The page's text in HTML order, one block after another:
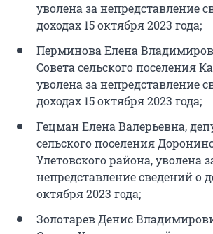
уволена за непредставление
доходах 15 октября 2023 года;
Перминова Елена
Совета сельского поселения
уволена за непредставление
доходах 15 октября 2023 года;
Гецман Елена Валерьевна,
сельского поселения
Улетовского района, уволена
непредставление сведений о
октября 2023 года;
Золотарев Денис